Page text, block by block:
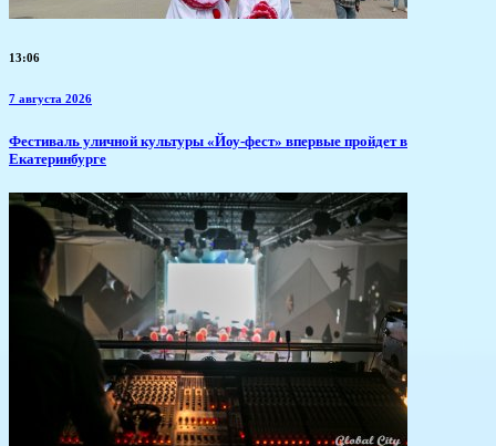
13:06
7 августа 2026
​Фестиваль уличной культуры «Йоу-фест» впервые пройдет в
Екатеринбурге